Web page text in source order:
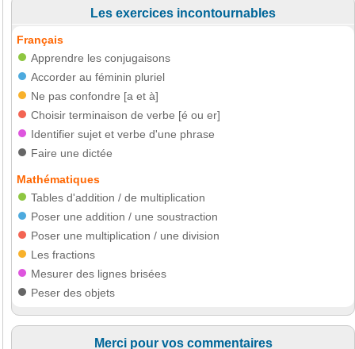
Les exercices incontournables
Français
Apprendre les conjugaisons
Accorder au féminin pluriel
Ne pas confondre [a et à]
Choisir terminaison de verbe [é ou er]
Identifier sujet et verbe d'une phrase
Faire une dictée
Mathématiques
Tables d'addition / de multiplication
Poser une addition / une soustraction
Poser une multiplication / une division
Les fractions
Mesurer des lignes brisées
Peser des objets
Merci pour vos commentaires